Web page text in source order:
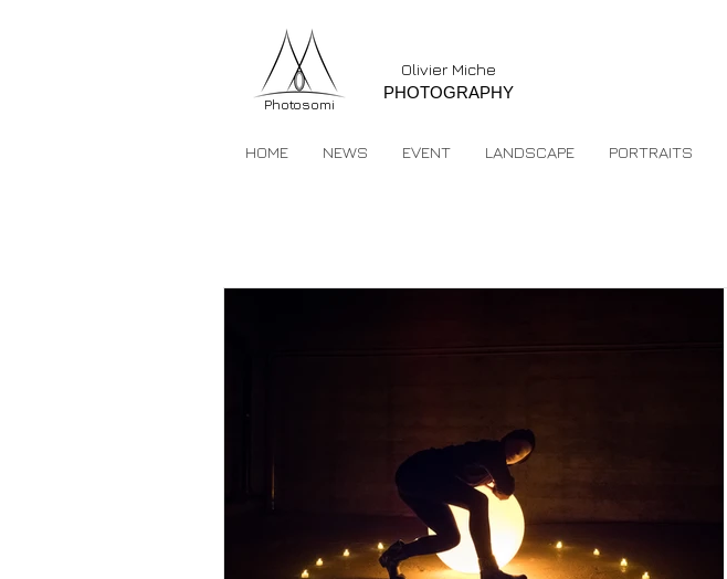
Olivier Miche
PHOTOGRAPHY
HOME NEWS EVENT LANDSCAPE PORTRAITS
Photosomi